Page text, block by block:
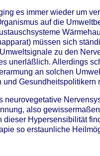
es immer wieder um
auf die
müssen sich
zu den
unerläßlich. Allerdings
an solchen
Gesundheitspolitikern
also
Hypersensibilität
so erstaunliche